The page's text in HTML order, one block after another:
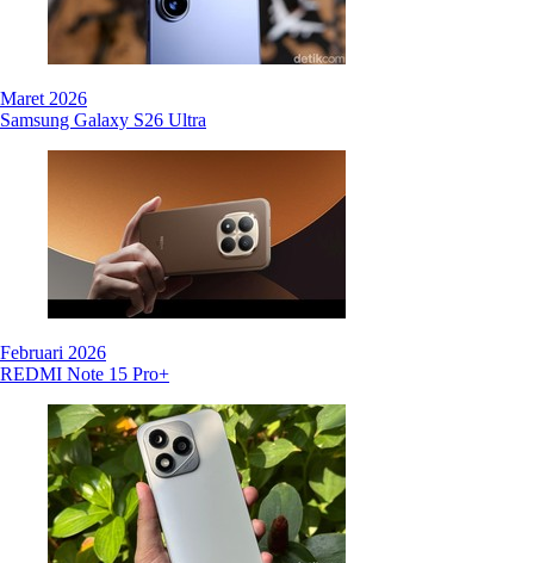
Maret 2026
Samsung Galaxy S26 Ultra
Februari 2026
REDMI Note 15 Pro+